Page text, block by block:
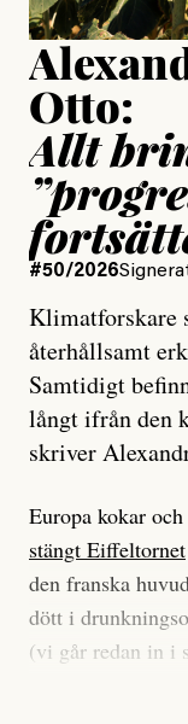
Otto:
Allt
#50/2026
Klimatforskare
återhållsamt
Samtidigt
långt ifrån den
skriver
Europa kokar
stängt Eiffeltornet
den franska
dött i
(vi går redan in i